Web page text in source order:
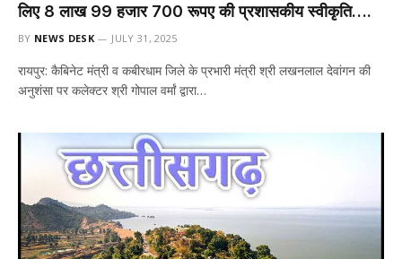
लिए 8 लाख 99 हजार 700 रूपए की प्रशासकीय स्वीकृति….
BY NEWS DESK JULY 31, 2025
रायपुर: कैबिनेट मंत्री व कबीरधाम जिले के प्रभारी मंत्री श्री लखनलाल देवांगन की
अनुशंसा पर कलेक्टर श्री गोपाल वर्मां द्वारा…